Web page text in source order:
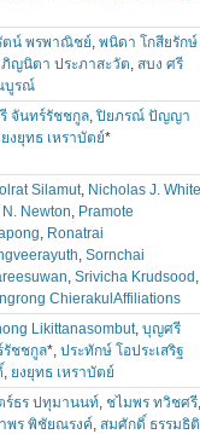
ตน์ พรพาณิชย์, พนิดา โกสียรักษ์
ภิญนิตา ประภาสะวัต, สบง ศรี
บูรณ์
จันทร์รัชชกูล,ปิยภรณ์ ปัญญา
ยงยุทธ เหราบัตย์*
Silamut, Nicholas J. White
N. Newton, Pramote
, Ronatrai
, Sornchai
, Srivicha Krudsood ,
ChierakulAffiliations
Likittanasombut, บุญศรี
รัชชกูล*, ประทักษ์ โอประเสริฐ
, ยงยุทธ เหราบัตย์
ร์ธร ปทุมานนท์, ชไมพร ทวิชศรี,
พร พิชัยณรงค์, สมศักดิ์ ธรรมธิติ